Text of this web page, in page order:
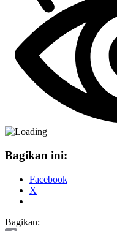
Bagikan ini:
Facebook
X
Bagikan: